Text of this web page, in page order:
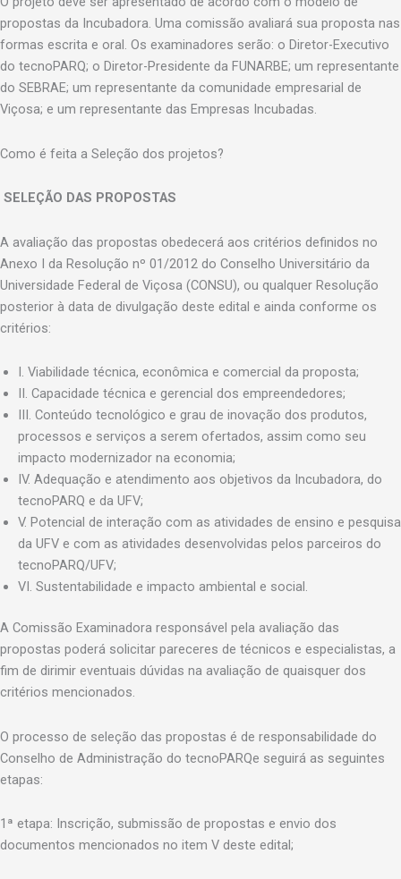
propostas da Incubadora. Uma comissão avaliará sua proposta nas
formas escrita e oral. Os examinadores serão: o Diretor-Executivo
do tecnoPARQ; o Diretor-Presidente da FUNARBE; um representante
do SEBRAE; um representante da comunidade empresarial de
Viçosa; e um representante das Empresas Incubadas.
Como é feita a Seleção dos projetos?
SELEÇÃO DAS PROPOSTAS
A avaliação das propostas obedecerá aos critérios definidos no
Anexo I da Resolução nº 01/2012 do Conselho Universitário da
Universidade Federal de Viçosa (CONSU), ou qualquer Resolução
posterior à data de divulgação deste edital e ainda conforme os
critérios:
I. Viabilidade técnica, econômica e comercial da proposta;
II. Capacidade técnica e gerencial dos empreendedores;
III. Conteúdo tecnológico e grau de inovação dos produtos,
processos e serviços a serem ofertados, assim como seu
impacto modernizador na economia;
IV. Adequação e atendimento aos objetivos da Incubadora, do
tecnoPARQ e da UFV;
V. Potencial de interação com as atividades de ensino e pesquisa
da UFV e com as atividades desenvolvidas pelos parceiros do
tecnoPARQ/UFV;
VI. Sustentabilidade e impacto ambiental e social.
A Comissão Examinadora responsável pela avaliação das
propostas poderá solicitar pareceres de técnicos e especialistas, a
fim de dirimir eventuais dúvidas na avaliação de quaisquer dos
critérios mencionados.
O processo de seleção das propostas é de responsabilidade do
Conselho de Administração do tecnoPARQe seguirá as seguintes
etapas:
1ª etapa: Inscrição, submissão de propostas e envio dos
documentos mencionados no item V deste edital;